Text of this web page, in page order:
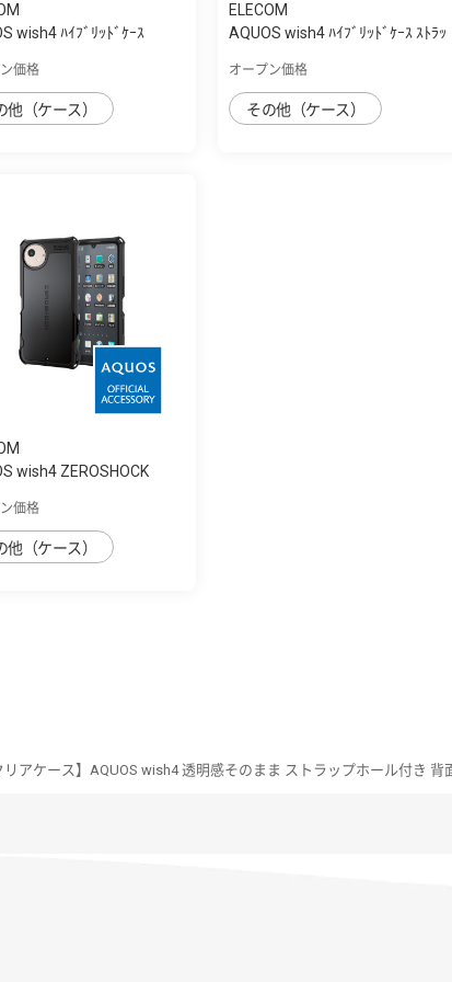
wish4 ﾊｲﾌﾞﾘｯﾄﾞｹｰｽ
価格
他（ケース）
ELECOM
AQUOS wish4 ﾊｲﾌﾞﾘｯﾄﾞｹｰｽ ｽﾄﾗｯ
オープン価格
その他（ケース）
wish4 ZEROSHOCK
価格
他（ケース）
リアケース】AQUOS wish4 透明感そのまま ストラップホール付き 背